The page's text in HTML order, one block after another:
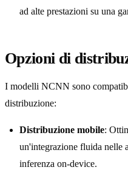
ad alte prestazioni su una
Opzioni di
I modelli NCNN sono
distribuzione:
Distribuzione mobile:
un'integrazione fluida nelle
inferenza on-device.